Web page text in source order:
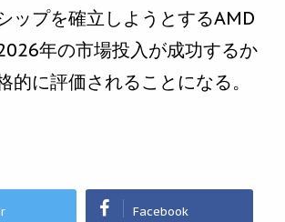
ップを確立しようとするAMD
年の市場投入が成功するか
的に評価されることになる。
Facebook